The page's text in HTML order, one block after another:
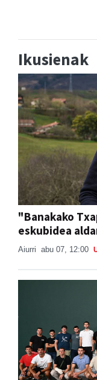
Ikusienak
"Banakako
eskubidea
Aiurri abu 07, 12:00